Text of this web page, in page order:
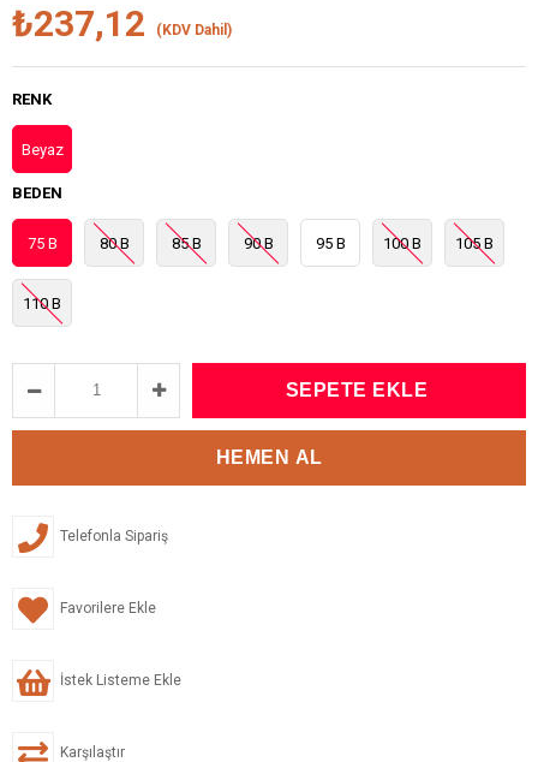
₺237,12 (KDV Dahil)
RENK
Beyaz
BEDEN
75 B 80 B 85 B 90 B 95 B 100 B 105 B
110 B
Telefonla Sipariş
Favorilere Ekle
İstek Listeme Ekle
Karşılaştır